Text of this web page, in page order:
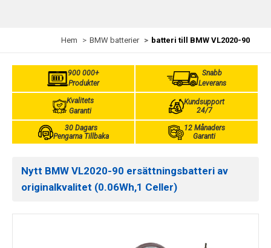
Hem BMW batterier batteri till BMW VL2020-90
900 000+
Produkter
Snabb
Leverans
Kvalitets
Garanti
Kundsupport
24/7
30 Dagars
Pengarna Tillbaka
12 Månaders
Garanti
Nytt BMW VL2020-90 ersättningsbatteri av
originalkvalitet (0.06Wh,1 Celler)